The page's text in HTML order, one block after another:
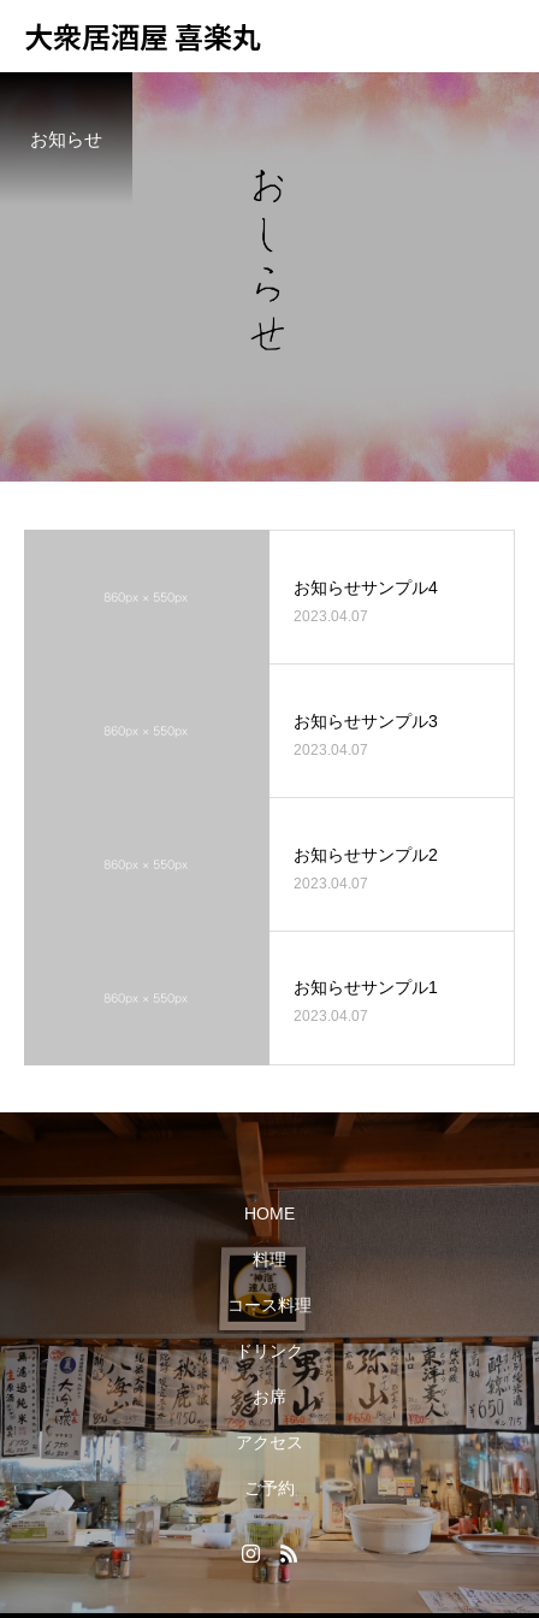
大衆居酒屋 喜楽丸
お知らせ
お知らせサンプル4
2023.04.07
お知らせサンプル3
2023.04.07
お知らせサンプル2
2023.04.07
お知らせサンプル1
2023.04.07
HOME
料理
コース料理
ドリンク
お席
アクセス
ご予約